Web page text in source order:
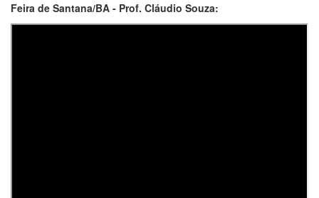
Feira de Santana/BA - Prof. Cláudio Souza: